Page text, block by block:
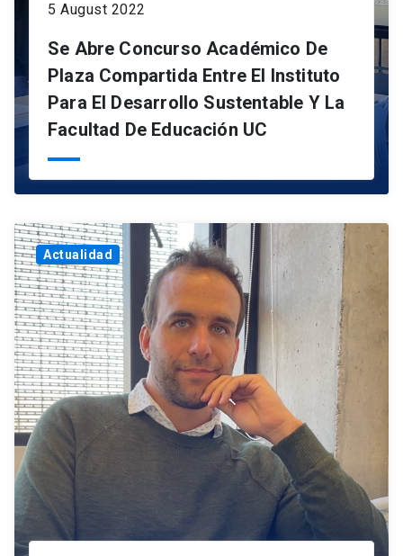
5 August 2022
Se Abre Concurso Académico De
Plaza Compartida Entre El Instituto
Para El Desarrollo Sustentable Y La
Facultad De Educación UC
Actualidad